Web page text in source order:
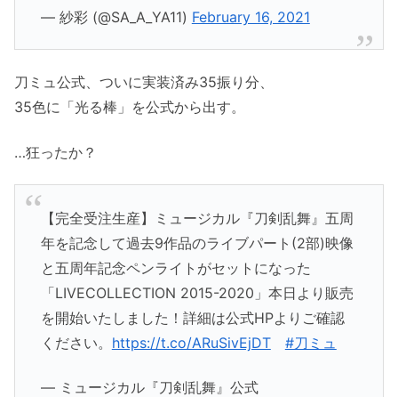
— 紗彩 (@SA_A_YA11) February 16, 2021
刀ミュ公式、ついに実装済み35振り分、
35色に「光る棒」を公式から出す。
…狂ったか？
【完全受注生産】ミュージカル『刀剣乱舞』五周
年を記念して過去9作品のライブパート(2部)映像
と五周年記念ペンライトがセットになった
「LIVECOLLECTION 2015-2020」本日より販売
を開始いたしました！詳細は公式HPよりご確認
ください。 https://t.co/ARuSivEjDT #刀ミュ
— ミュージカル『刀剣乱舞』公式